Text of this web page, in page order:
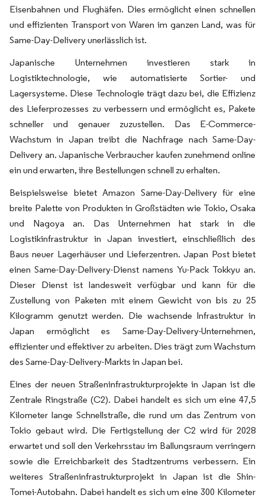
Eisenbahnen und Flughäfen. Dies ermöglicht einen schnellen
und effizienten Transport von Waren im ganzen Land, was für
Same-Day-Delivery unerlässlich ist.
Japanische Unternehmen investieren stark in
Logistiktechnologie, wie automatisierte Sortier- und
Lagersysteme. Diese Technologie trägt dazu bei, die Effizienz
des Lieferprozesses zu verbessern und ermöglicht es, Pakete
schneller und genauer zuzustellen. Das E-Commerce-
Wachstum in Japan treibt die Nachfrage nach Same-Day-
Delivery an. Japanische Verbraucher kaufen zunehmend online
ein und erwarten, ihre Bestellungen schnell zu erhalten.
Beispielsweise bietet Amazon Same-Day-Delivery für eine
breite Palette von Produkten in Großstädten wie Tokio, Osaka
und Nagoya an. Das Unternehmen hat stark in die
Logistikinfrastruktur in Japan investiert, einschließlich des
Baus neuer Lagerhäuser und Lieferzentren. Japan Post bietet
einen Same-Day-Delivery-Dienst namens Yu-Pack Tokkyu an.
Dieser Dienst ist landesweit verfügbar und kann für die
Zustellung von Paketen mit einem Gewicht von bis zu 25
Kilogramm genutzt werden. Die wachsende Infrastruktur in
Japan ermöglicht es Same-Day-Delivery-Unternehmen,
effizienter und effektiver zu arbeiten. Dies trägt zum Wachstum
des Same-Day-Delivery-Markts in Japan bei.
Eines der neuen Straßeninfrastrukturprojekte in Japan ist die
Zentrale Ringstraße (C2). Dabei handelt es sich um eine 47,5
Kilometer lange Schnellstraße, die rund um das Zentrum von
Tokio gebaut wird. Die Fertigstellung der C2 wird für 2028
erwartet und soll den Verkehrsstau im Ballungsraum verringern
sowie die Erreichbarkeit des Stadtzentrums verbessern. Ein
weiteres Straßeninfrastrukturprojekt in Japan ist die Shin-
Tomei-Autobahn. Dabei handelt es sich um eine 300 Kilometer